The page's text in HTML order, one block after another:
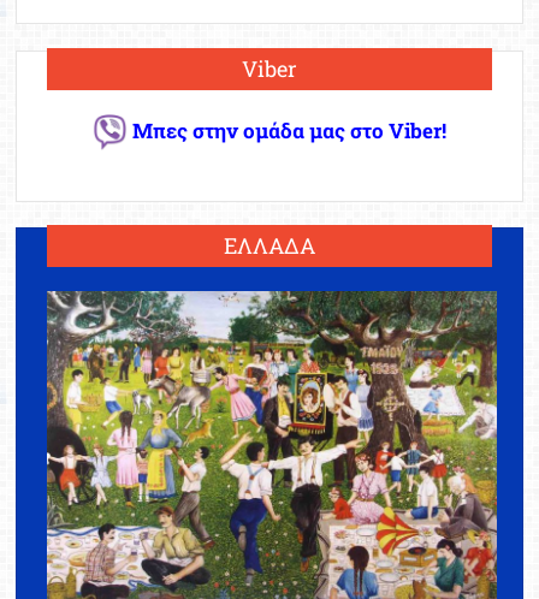
Viber
Μπες στην ομάδα μας στο Viber!
ΕΛΛΑΔΑ